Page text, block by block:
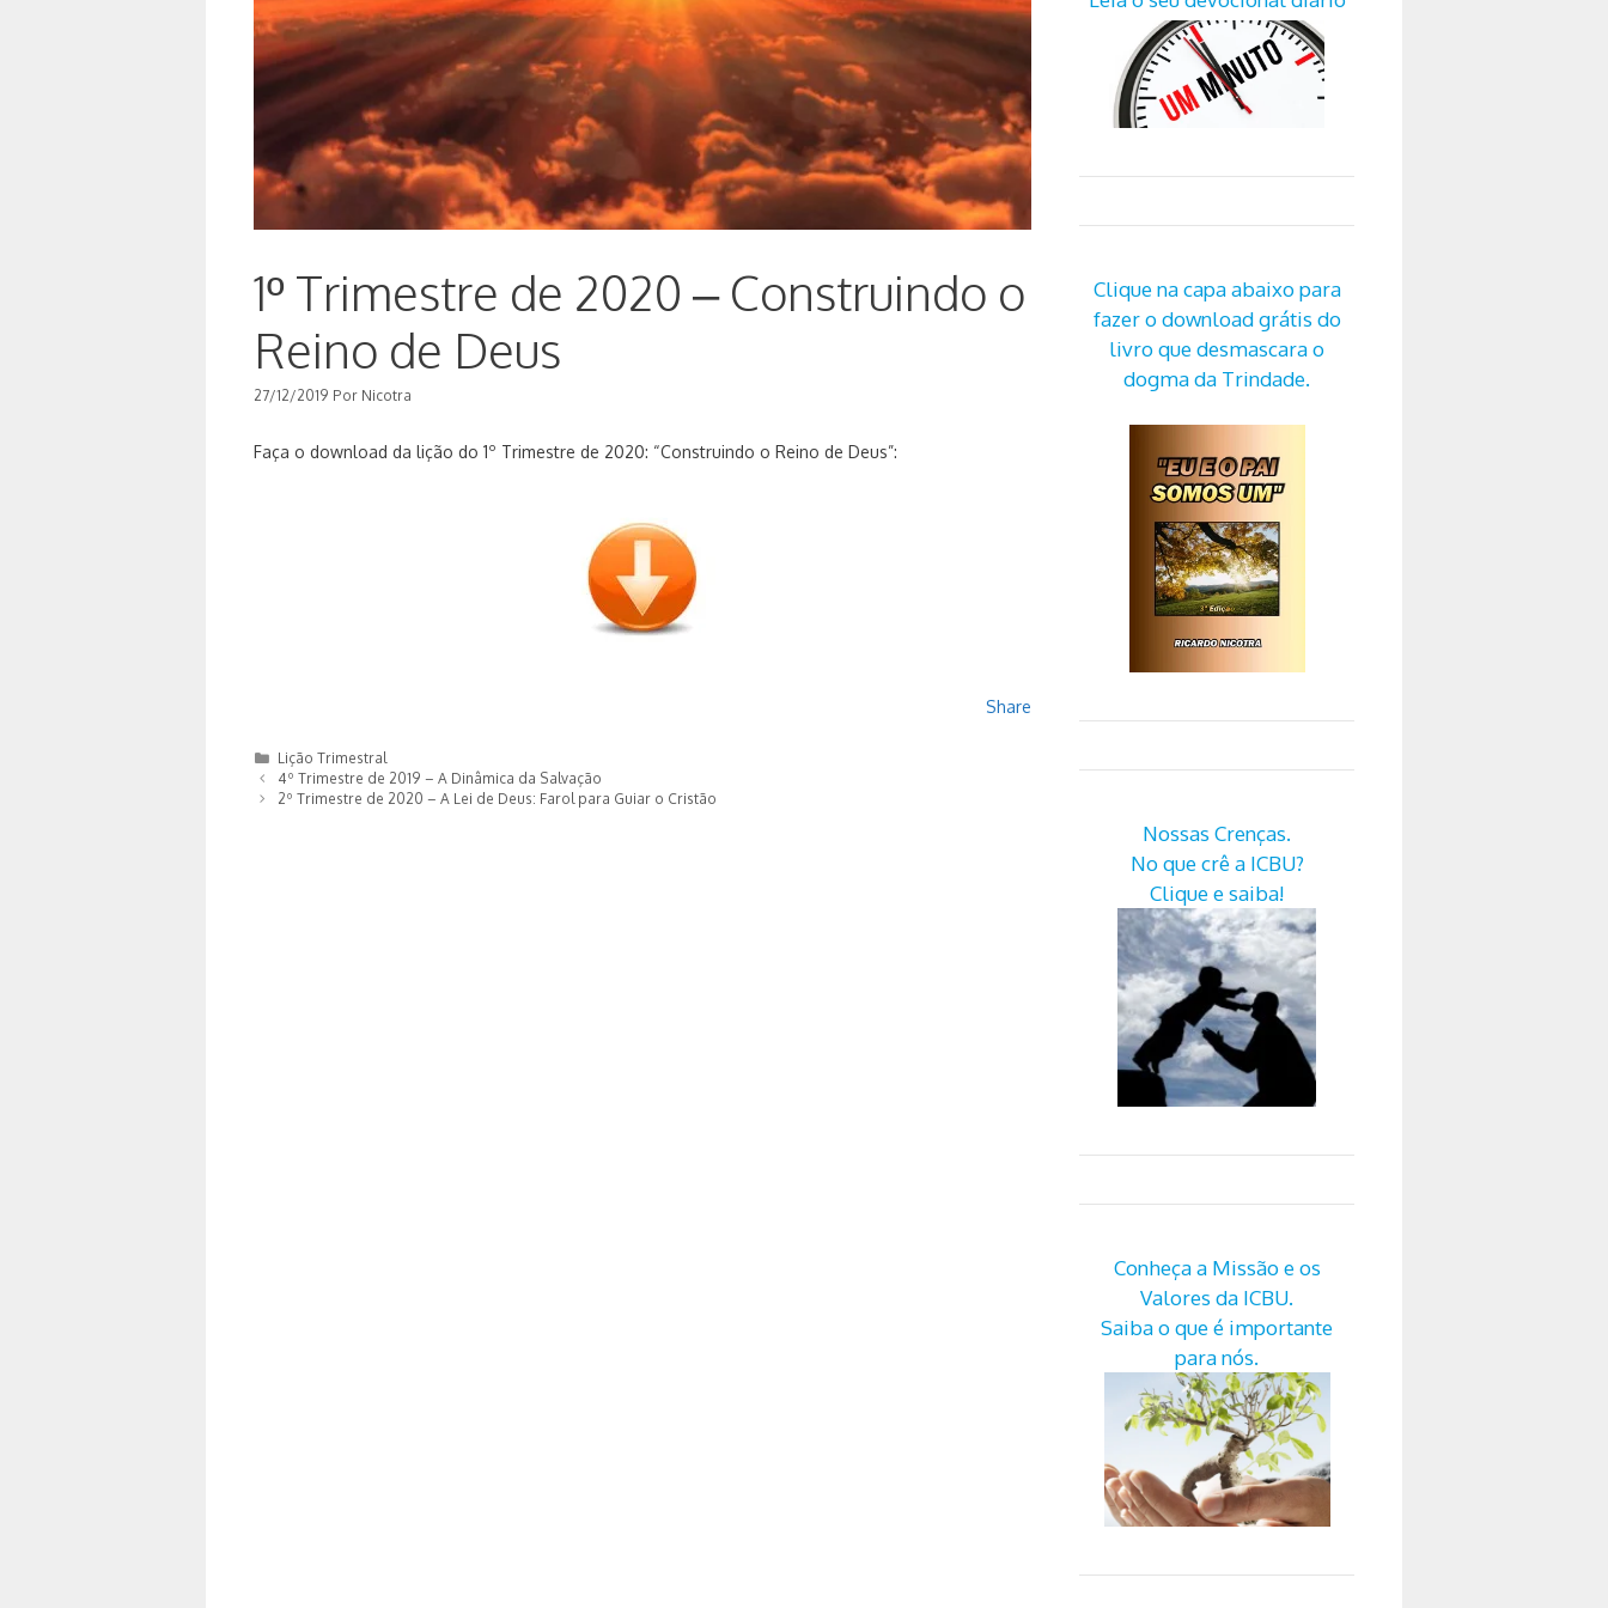
1º Trimestre de 2020 – Construindo o
Reino de Deus
27/12/2019 Por Nicotra
Faça o download da lição do 1º Trimestre de 2020: “Construindo o Reino de Deus”:
Share
Categorias
Lição Trimestral
4º Trimestre de 2019 – A Dinâmica da Salvação
2º Trimestre de 2020 – A Lei de Deus: Farol para Guiar o Cristão
Clique na capa abaixo para
fazer o download grátis do
livro que desmascara o
dogma da Trindade.
Nossas Crenças.
No que crê a ICBU?
Clique e saiba!
Conheça a Missão e os
Valores da ICBU.
Saiba o que é importante
para nós.